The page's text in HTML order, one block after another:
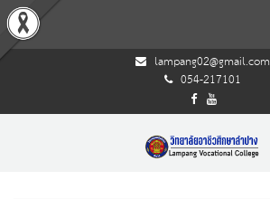
lampang02@gmail.com
054-217101